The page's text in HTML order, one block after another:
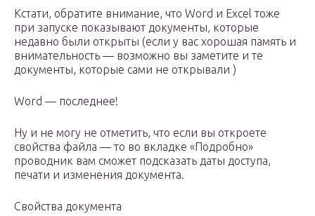
Кстати, обратите внимание, что Word и Excel тоже
при запуске показывают документы, которые
недавно были открыты (если у вас хорошая память и
внимательность — возможно вы заметите и те
документы, которые сами не открывали )
Word — последнее!
Ну и не могу не отметить, что если вы откроете
свойства файла — то во вкладке «Подробно»
проводник вам сможет подсказать даты доступа,
печати и изменения документа.
Свойства документа